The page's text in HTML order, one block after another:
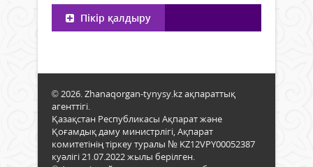
Пікір қалдыру
© 2026. Zhanaqorgan-tynysy.kz ақпараттық
агенттігі.
Қазақстан Республикасы Ақпарат және
Қоғамдық даму министрлігі, Ақпарат
комитетінің тіркеу туралы № KZ12VPY00052387
куәлігі 21.07.2022 жылы берілген.